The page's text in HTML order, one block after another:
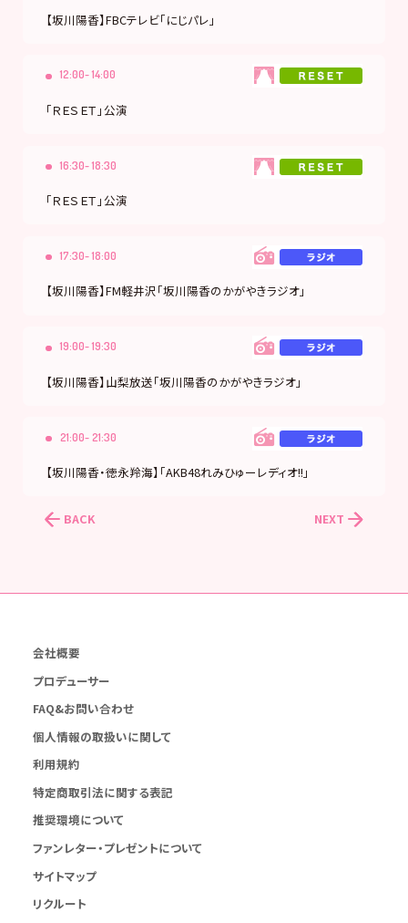
【坂川陽香】FBCテレビ「にじパレ」
12:00- 14:00
「ＲＥＳＥＴ」公演
16:30- 18:30
「ＲＥＳＥＴ」公演
17:30- 18:00
【坂川陽香】FM軽井沢「坂川陽香のかがやきラジオ」
19:00- 19:30
【坂川陽香】山梨放送「坂川陽香のかがやきラジオ」
21:00- 21:30
【坂川陽香・徳永羚海】「AKB48れみひゅーレディオ!!」
BACK NEXT
会社概要
プロデューサー
FAQ&お問い合わせ
個人情報の取扱いに関して
利用規約
特定商取引法に関する表記
推奨環境について
ファンレター・プレゼントについて
サイトマップ
リクルート